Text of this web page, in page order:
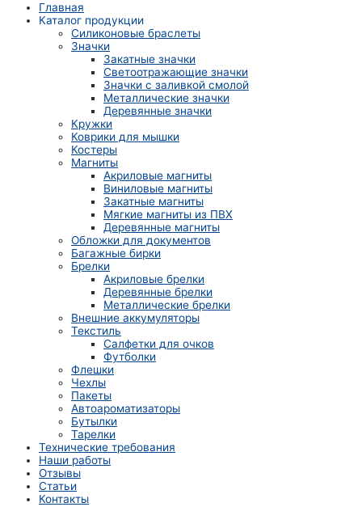
Главная
Каталог продукции
Силиконовые браслеты
Значки
Закатные значки
Светоотражающие значки
Значки с заливкой смолой
Металлические значки
Деревянные значки
Кружки
Коврики для мышки
Костеры
Магниты
Акриловые магниты
Виниловые магниты
Закатные магниты
Мягкие магниты из ПВХ
Деревянные магниты
Обложки для документов
Багажные бирки
Брелки
Акриловые брелки
Деревянные брелки
Металлические брелки
Внешние аккумуляторы
Текстиль
Салфетки для очков
Футболки
Флешки
Чехлы
Пакеты
Автоароматизаторы
Бутылки
Тарелки
Технические требования
Наши работы
Отзывы
Статьи
Контакты